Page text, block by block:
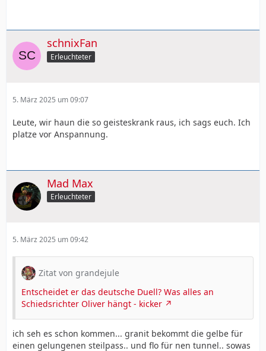
schnixFan
Erleuchteter
5. März 2025 um 09:07
Leute, wir haun die so geisteskrank raus, ich sags euch. Ich
platze vor Anspannung.
Mad Max
Erleuchteter
5. März 2025 um 09:42
Zitat von grandejule
Entscheidet er das deutsche Duell? Was alles an
Schiedsrichter Oliver hängt - kicker
ich seh es schon kommen... granit bekommt die gelbe für
einen gelungenen steilpass.. und flo für nen tunnel.. sowas